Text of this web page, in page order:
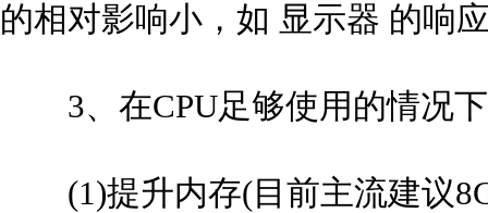
的相对影响小，如 显示器 的响
3、在CPU足够使用的情况下
(1)提升内存(目前主流建议